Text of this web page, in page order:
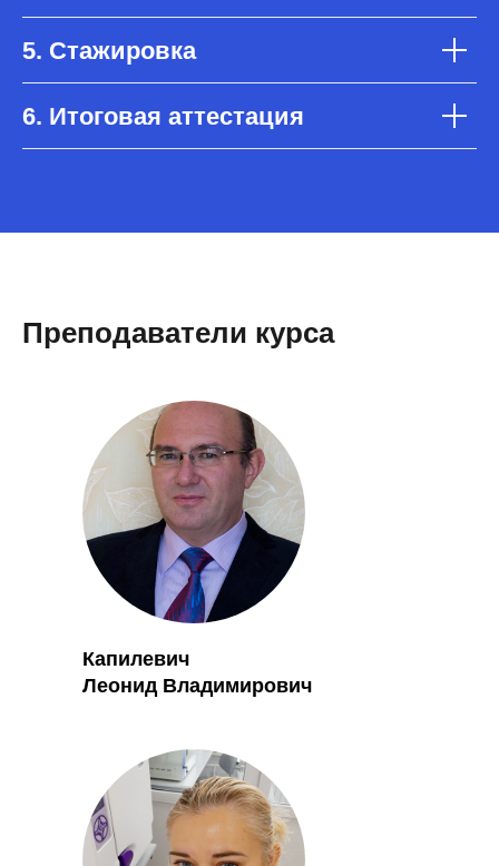
5. Стажировка
6. Итоговая аттестация
Преподаватели курса
Капилевич
Леонид Владимирович